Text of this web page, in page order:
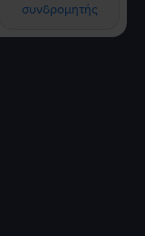
συνδρομητής